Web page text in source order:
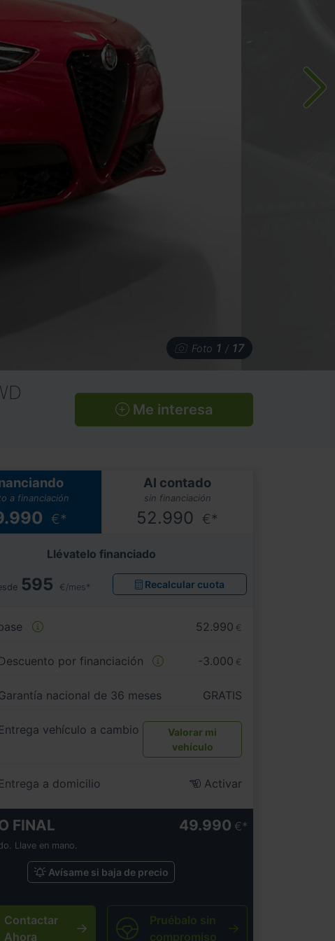
Foto 1 / 17
Me interesa
a financiación
€*
Al contado
sin financiación
52.990 €*
Llévatelo financiado
595 €/mes* Recalcular cuota
52.990 €
por financiación -3.000 €
nacional de 36 meses GRATIS
vehículo a cambio
Valorar mi
vehículo
a domicilio Activar
FINAL 49.990 €
Llave en mano.
Avísame si baja de precio
Contactar
Ahora
Pruébalo sin
compromiso